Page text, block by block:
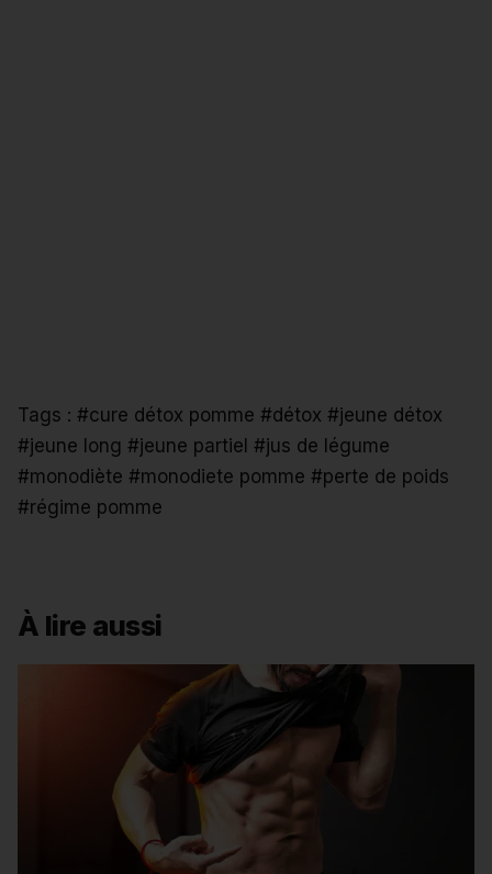
Tags : #cure détox pomme #détox #jeune détox
#jeune long #jeune partiel #jus de légume
#monodiète #monodiete pomme #perte de poids
#régime pomme
À lire aussi